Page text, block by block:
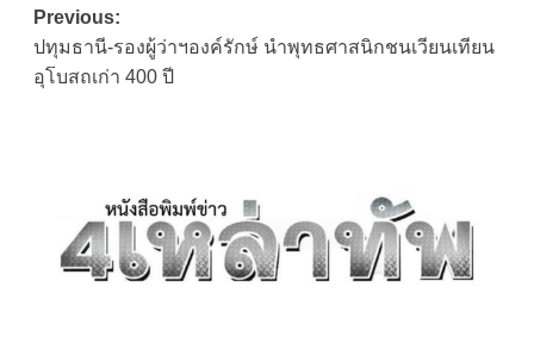
Post
navigation
Previous:
ปทุมธานี-รองผู้ว่าฯองค์รักษ์ นำพุทธศาสนิกชนเวียนเทียน
อุโบสถเก่า 400 ปี